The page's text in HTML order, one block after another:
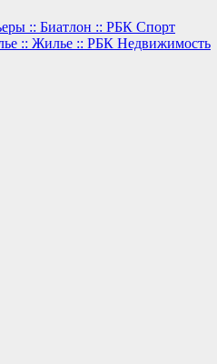
:: Биатлон :: РБК Спорт
:: Жилье :: РБК Недвижимость